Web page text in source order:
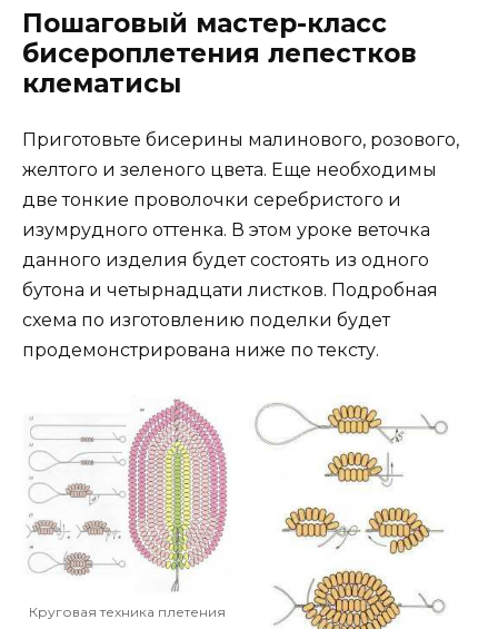
Пошаговый мастер-класс
бисероплетения лепестков
клематисы
Приготовьте бисерины малинового, розового,
желтого и зеленого цвета. Еще необходимы
две тонкие проволочки серебристого и
изумрудного оттенка. В этом уроке веточка
данного изделия будет состоять из одного
бутона и четырнадцати листков. Подробная
схема по изготовлению поделки будет
продемонстрирована ниже по тексту.
Круговая техника плетения